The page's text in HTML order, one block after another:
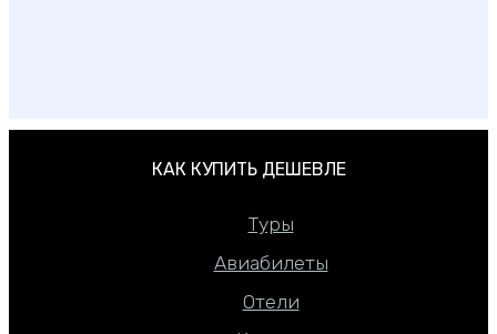
КАК КУПИТЬ ДЕШЕВЛЕ
Туры
Авиабилеты
Отели